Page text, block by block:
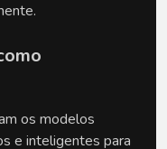
os modelos
e inteligentes para